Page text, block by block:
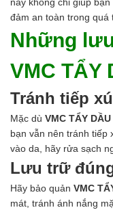
đảm an toàn trong quá
Những
VMC TẨY
Tránh tiếp
Mặc dù VMC TẨY
bạn vẫn nên tránh tiếp
vào da, hãy rửa sạch
Lưu trữ
Hãy bảo quản VMC
mát, tránh ánh nắng